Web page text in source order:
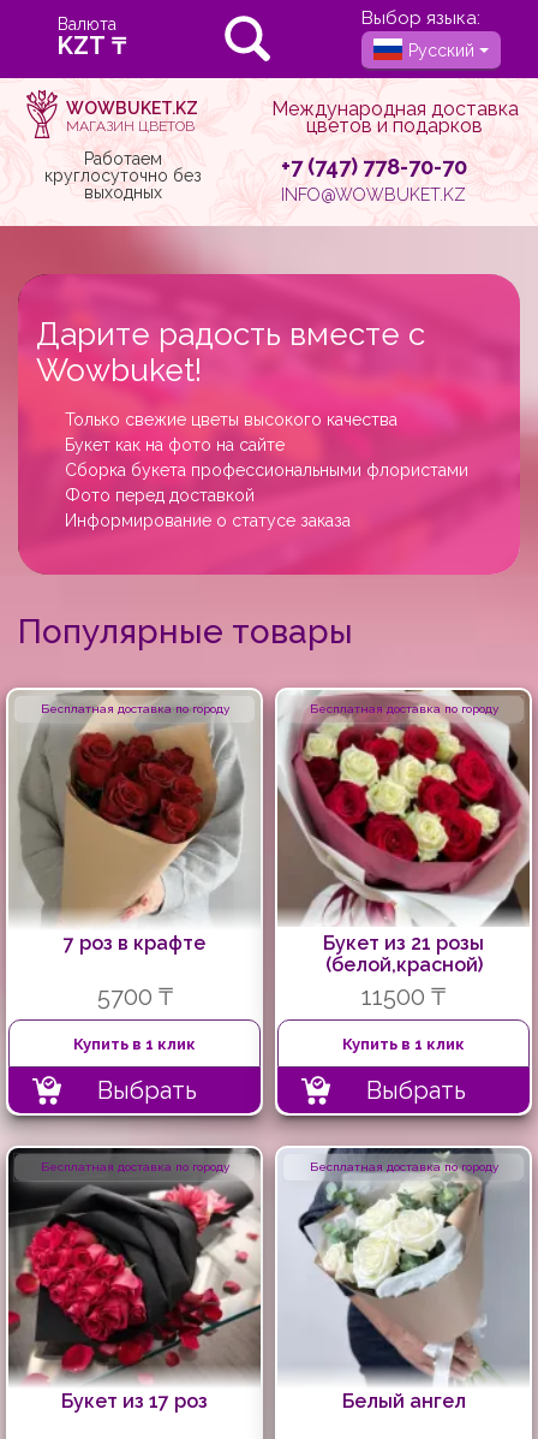
Валюта Выбор языка:
Русский
WOWBUKET.KZ
МАГАЗИН ЦВЕТОВ
Международная доставка
цветов и подарков
Работаем
круглосуточно без
выходных
+7 (747) 778-70-70
INFO@WOWBUKET.KZ
Дарите радость вместе с
Wowbuket!
Только свежие цветы высокого качества
Букет как на фото на сайте
Сборка букета профессиональными флористами
Фото перед доставкой
Информирование о статусе заказа
Популярные товары
Бесплатная доставка по городу
7 роз в крафте
5700 ₸
Купить в 1 клик
Выбрать
Бесплатная доставка по городу
Букет из 21 розы
(белой,красной)
11500 ₸
Купить в 1 клик
Выбрать
Бесплатная доставка по городу
Букет из 17 роз
Бесплатная доставка по городу
Белый ангел